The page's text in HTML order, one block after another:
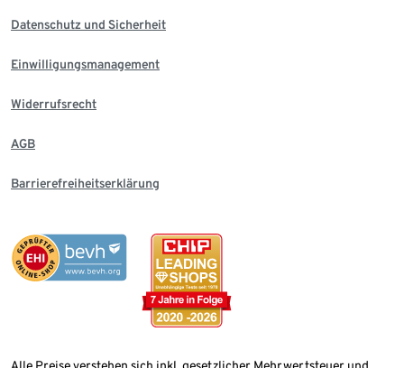
Datenschutz und Sicherheit
Einwilligungsmanagement
Widerrufsrecht
AGB
Barrierefreiheitserklärung